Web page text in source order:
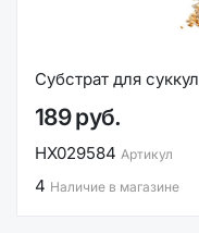
Субстрат для
189 руб.
НХ029584 Артикул
4 Наличие в магазине